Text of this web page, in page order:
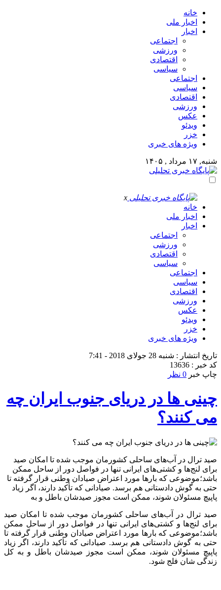
خانه
اخبار ملی
اخبار
اجتماعی
ورزشی
اقتصادی
سیاسی
اجتماعی
سیاسی
اقتصادی
ورزشی
عکس
ویدئو
خزر
ویژه های خبری
شنبه, ۱۷ مرداد , ۱۴۰۵
x
خانه
اخبار ملی
اخبار
اجتماعی
ورزشی
اقتصادی
سیاسی
اجتماعی
سیاسی
اقتصادی
ورزشی
عکس
ویدئو
خزر
ویژه های خبری
تاریخ انتشار : شنبه 28 جولای 2018 - 7:41
کد خبر : 13636
چاپ خبر 0 نظر
چینی ها در دریای جنوب ایران چه
می کنند؟
صید ترال در آب‌های ساحلی کشورمان موجب شده تا امکان صید
برای لنج‌ها و کشتی‌های ایرانی تنها در فواصل دور از ساحل ممکن
باشد؛موضوعی که بارها مورد اعتراض صیادان وطنی قرار گرفته تا
حتی به گوش دادستانی هم برسد. صیادانی که تأکید دارند، اگر زیاد
پاپیچ مسئولان شوند، ممکن است مجوز صیدشان باطل و به
صید ترال در آب‌های ساحلی کشورمان موجب شده تا امکان صید
برای لنج‌ها و کشتی‌های ایرانی تنها در فواصل دور از ساحل ممکن
باشد؛موضوعی که بارها مورد اعتراض صیادان وطنی قرار گرفته تا
حتی به گوش دادستانی هم برسد. صیادانی که تأکید دارند، اگر زیاد
پاپیچ مسئولان شوند، ممکن است مجوز صیدشان باطل و به کل
زندگی شان فلج شود.